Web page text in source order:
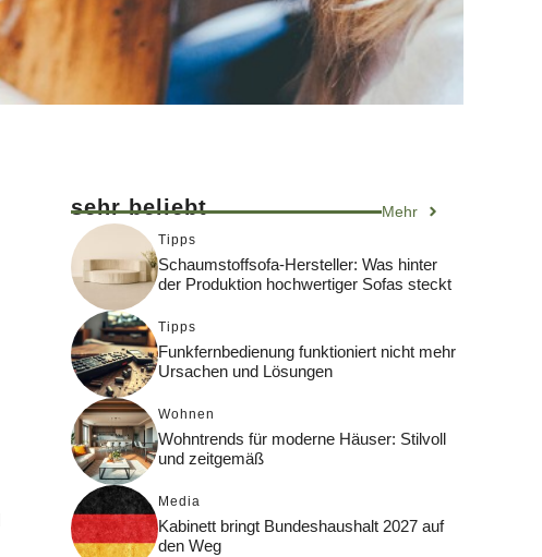
sehr beliebt Mehr
Tipps
Schaumstoffsofa-Hersteller: Was hinter
der Produktion hochwertiger Sofas steckt
Tipps
Funkfernbedienung funktioniert nicht mehr
Ursachen und Lösungen
Wohnen
Wohntrends für moderne Häuser: Stilvoll
und zeitgemäß
Media
Kabinett bringt Bundeshaushalt 2027 auf
den Weg